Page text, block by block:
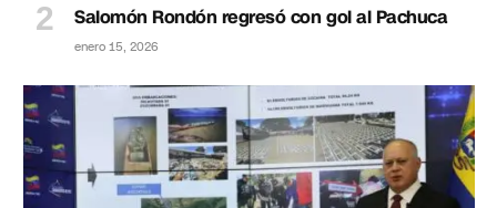
Salomón Rondón regresó con gol al Pachuca
enero 15, 2026